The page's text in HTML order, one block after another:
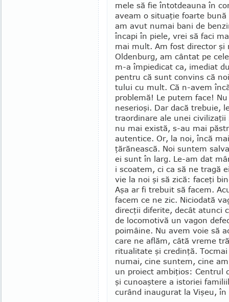
mele să fie întotdeauna în
aveam o situaţie foarte
am avut numai bani de
încapi în piele, vrei să faci
mai mult. Am fost director şi
Oldenburg, am cântat pe
m-a împiedicat ca, imediat
pentru că sunt convins că
tului cu mult. Că n-avem
problemă! Le putem face!
neserioşi. Dar dacă trebuie,
traordi­nare ale unei
nu mai există, s-au mai
autentice. Or, la noi, încă
ţărănească. Noi suntem
ei sunt în larg. Le-am dat
i scoatem, ci ca să ne tragă
vie la noi şi să zică: faceţi
Aşa ar fi trebuit să facem.
fa­cem ce ne zic. Niciodată
direcţii diferite, decât atunci
de lo­comotivă un vagon
poimâine. Nu avem voie să
care ne aflăm, câtă vreme
ritualitate şi credinţă.
numai, cine suntem, cine
un proiect ambiţios: Cen­trul
şi cunoaş­tere a istoriei
curând inaugurat la Vişeu, în